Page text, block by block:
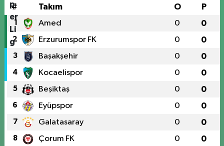
# Takım O P
1 Amed 0 0
2 Erzurumspor FK 0 0
3 Başakşehir 0 0
4 Kocaelispor 0 0
5 Beşiktaş 0 0
6 Eyüpspor 0 0
7 Galatasaray 0 0
8 Çorum FK 0 0